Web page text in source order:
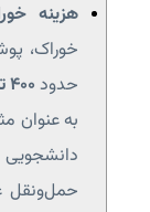
هزینه
خوراک،
حدود ۴۰۰ تا ۵۰۰ یورو در ماه
به عنوان